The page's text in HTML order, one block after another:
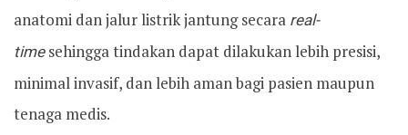
anatomi dan jalur listrik jantung secara real-
timesehingga tindakan dapat dilakukan lebih presisi,
minimal invasif, dan lebih aman bagi pasien maupun
tenaga medis.